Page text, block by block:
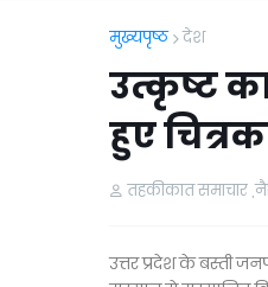
मुख्यपृष्ठ देश
उत्कृष्ट
हुए
तहकीकात समाचार
उत्तर प्रदेश के बस्ती